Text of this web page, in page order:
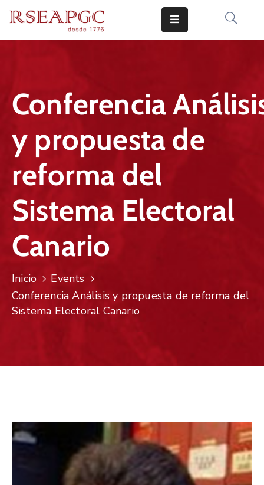
COMUNICADOS
CONOCERNOS
EDICIONES
CONTACTO
Conferencia
y propuesta de
reforma del
Sistema Electoral
Canario
Inicio
Events
Conferencia Análisis y propuesta de reforma del
Sistema Electoral Canario